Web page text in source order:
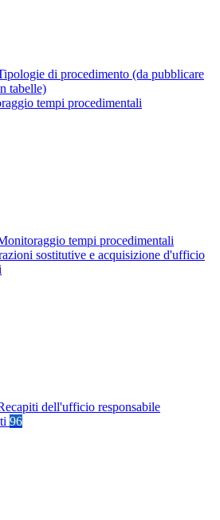
di procedimento (da pubblicare
tabelle)
tempi procedimentali
tempi procedimentali
sostitutive e acquisizione d'ufficio
dell'ufficio responsabile
96